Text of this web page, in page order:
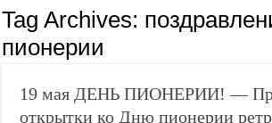
Tag Archives:
пионерии
19 мая ДЕНЬ ПИОНЕРИИ! —
открытки ко Дню пионерии